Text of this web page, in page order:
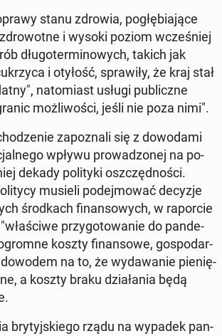
stanu zdrowia, po­głę­bia­ją­ce
i wysoki poziom wcze­śniej
dłu­go­ter­mi­no­wych, takich jak
i otyłość, spra­wi­ły, że kraj stał
na­to­miast usługi pu­blicz­ne
moż­li­wo­ści, jeśli nie poza nimi".
za­po­zna­li się z do­wo­da­mi
wpływu pro­wa­dzo­nej na po­
dekady po­li­ty­ki oszczęd­no­ści.
musieli po­dej­mo­wać decyzje
środ­kach fi­nan­so­wych, w ra­por­cie
przy­go­to­wa­nie do pan­de­
koszty fi­nan­so­we, go­spo­dar­
na to, że wy­da­wa­nie pie­nię­
a koszty braku dzia­ła­nia będą
bry­tyj­skie­go rządu na wypadek pan­